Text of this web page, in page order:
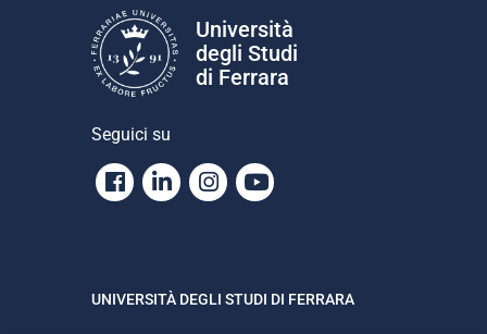
Università
degli Studi
di Ferrara
Seguici su
Facebook
LinkedinInstagram
Youtube
UNIVERSITÀ DEGLI STUDI DI FERRARA